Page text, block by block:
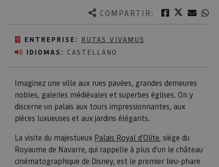
COMPARTIR: Facebook
Twitter
ENTREPRISE: RUTAS VIVAMUS
IDIOMAS: CASTELLANO
Imaginez une ville aux rues pavées, grandes demeures
nobles, galeries médiévales et superbes églises. On y
discerne un palais aux tours impressionnantes, aux
pièces luxueuses et aux jardins élégants.
La visite du majestueux Palais Royal d'Olite, siège du
Royaume de Navarre, qui rappelle à plus d'un le château
cinématographique de Disney, est le premier lieu-phare